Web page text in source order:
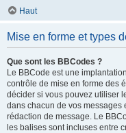
Haut
Mise en forme et types
Que sont les BBCodes ?
Le BBCode est une
contrôle de mise en forme des
décider si vous pouvez utiliser
dans chacun de vos messages
rédaction de message. Le
les balises sont incluses entre